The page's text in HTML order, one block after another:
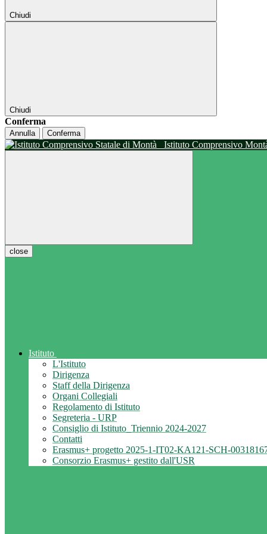
Chiudi
Chiudi
Conferma
Annulla Conferma
Istituto Comprensivo
close
Istituto
L'Istituto
Dirigenza
Staff della Dirigenza
Organi Collegiali
Regolamento di Istituto
Segreteria - URP
Consiglio di Istituto_Triennio 2024-2027
Contatti
Erasmus+ progetto 2025-1-IT02-KA121-SCH-
Consorzio Erasmus+ gestito dall'USR